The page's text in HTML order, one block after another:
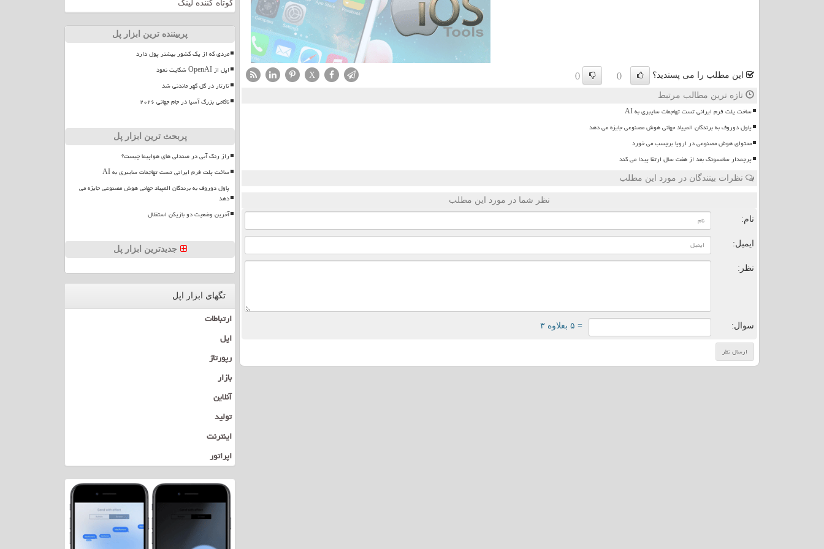
این مطلب را می پسندید؟ ()
()
X
تازه ترین مطالب مرتبط
ساخت پلت فرم ایرانی تست تهاجمات سایبری به AI
پاول دوروف به برندگان المپیاد جهانی هوش مصنوعی جایزه می دهد
محتوای هوش مصنوعی در اروپا برچسب می خورد
پرچمدار سامسونگ بعد از هفت سال ارتقا پیدا می کند
نظرات بینندگان در مورد این مطلب
نظر شما در مورد این مطلب
نام:
ایمیل:
نظر:
سوال: = ۵ بعلاوه ۳
کوتاه کننده لینک
پربیننده ترین ابزار پل
مردی که از یک کشور بیشتر پول دارد
اپل از OpenAI شکایت نمود
تارتار در گل گهر ماندنی شد
ناکامی بزرگ آسیا در جام جهانی ۲۰۲۶
پربحث ترین ابزار پل
راز رنگ آبی در صندلی های هواپیما چیست؟
ساخت پلت فرم ایرانی تست تهاجمات سایبری به AI
پاول دوروف به برندگان المپیاد جهانی هوش مصنوعی جایزه می
دهد
آخرین وضعیت دو بازیکن استقلال
جدیدترین ابزار پل
تگهای ابزار اپل
ارتباطات
اپل
رپورتاژ
بازار
آنلاین
تولید
اینترنت
اپراتور